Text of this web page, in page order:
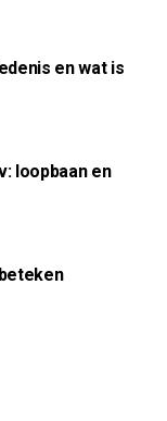
en wat is
loopbaan en